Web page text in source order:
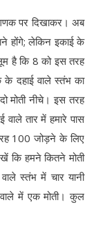
पर दिखाकर। अब
होंगे; लेकिन इकाई के
है कि 8 को इस तरह
दहाई वाले स्तंभ का
मोती नीचे। इस तरह
तार में हमारे पास
100 जोड़ने के लिए
कि हमने कितने मोती
स्तंभ में चार यानी
में एक मोती। कुल